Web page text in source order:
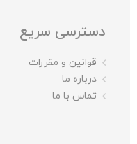
دسترسی سریع
قوانین و مقررات
درباره ما
تماس با ما